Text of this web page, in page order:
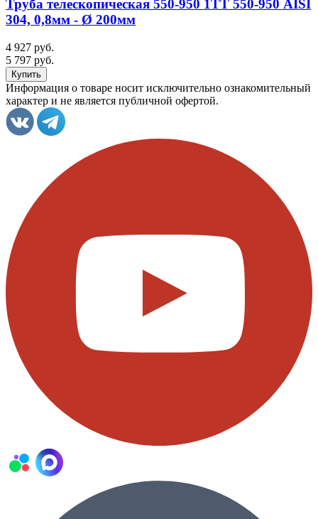
Труба телескопическая 550-950 1ТТ 550-950 AISI
304, 0,8мм - Ø 200мм
4 927 руб.
5 797 руб.
Информация о товаре носит исключительно ознакомительный
характер и не является публичной офертой.